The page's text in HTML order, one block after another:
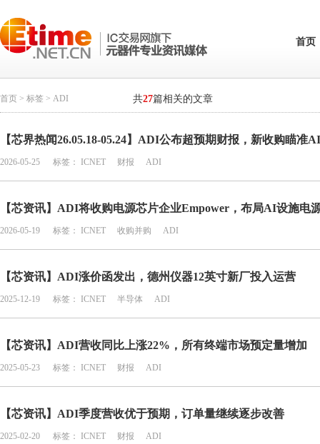
首页
首页 > 标签 > ADI 共27篇相关的文章
【芯界热闻26.05.18-05.24】ADI公布超预期财报，新收购瞄准
2026-05-25 标签： ICNET 财报 ADI
【芯资讯】ADI将收购电源芯片企业Empower，布局AI设施电
2026-05-19 标签： ICNET 收购并购 ADI
【芯资讯】ADI涨价函发出，德州仪器12英寸新厂投入运营
2025-12-19 标签： ICNET 半导体 ADI
【芯资讯】ADI营收同比上涨22%，所有终端市场预定量增加
2025-05-23 标签： ICNET 财报 ADI
【芯资讯】ADI季度营收优于预期，订单量继续逐步改善
2025-02-20 标签： ICNET 财报 ADI